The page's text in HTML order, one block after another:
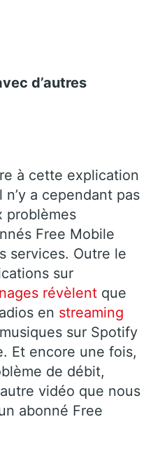
d’autres
à cette explication
a cependant pas
problèmes
Free Mobile
services. Outre le
sur
révèlent que
en streaming
sur Spotify
Et encore une fois,
de débit,
vidéo que nous
abonné Free